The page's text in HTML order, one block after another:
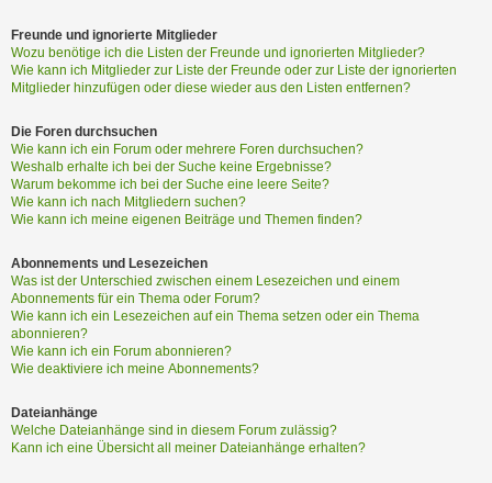
Freunde und ignorierte Mitglieder
Wozu benötige ich die Listen der Freunde und ignorierten Mitglieder?
Wie kann ich Mitglieder zur Liste der Freunde oder zur Liste der ignorierten
Mitglieder hinzufügen oder diese wieder aus den Listen entfernen?
Die Foren durchsuchen
Wie kann ich ein Forum oder mehrere Foren durchsuchen?
Weshalb erhalte ich bei der Suche keine Ergebnisse?
Warum bekomme ich bei der Suche eine leere Seite?
Wie kann ich nach Mitgliedern suchen?
Wie kann ich meine eigenen Beiträge und Themen finden?
Abonnements und Lesezeichen
Was ist der Unterschied zwischen einem Lesezeichen und einem
Abonnements für ein Thema oder Forum?
Wie kann ich ein Lesezeichen auf ein Thema setzen oder ein Thema
abonnieren?
Wie kann ich ein Forum abonnieren?
Wie deaktiviere ich meine Abonnements?
Dateianhänge
Welche Dateianhänge sind in diesem Forum zulässig?
Kann ich eine Übersicht all meiner Dateianhänge erhalten?